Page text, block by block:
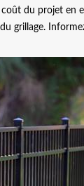
du projet en
grillage.